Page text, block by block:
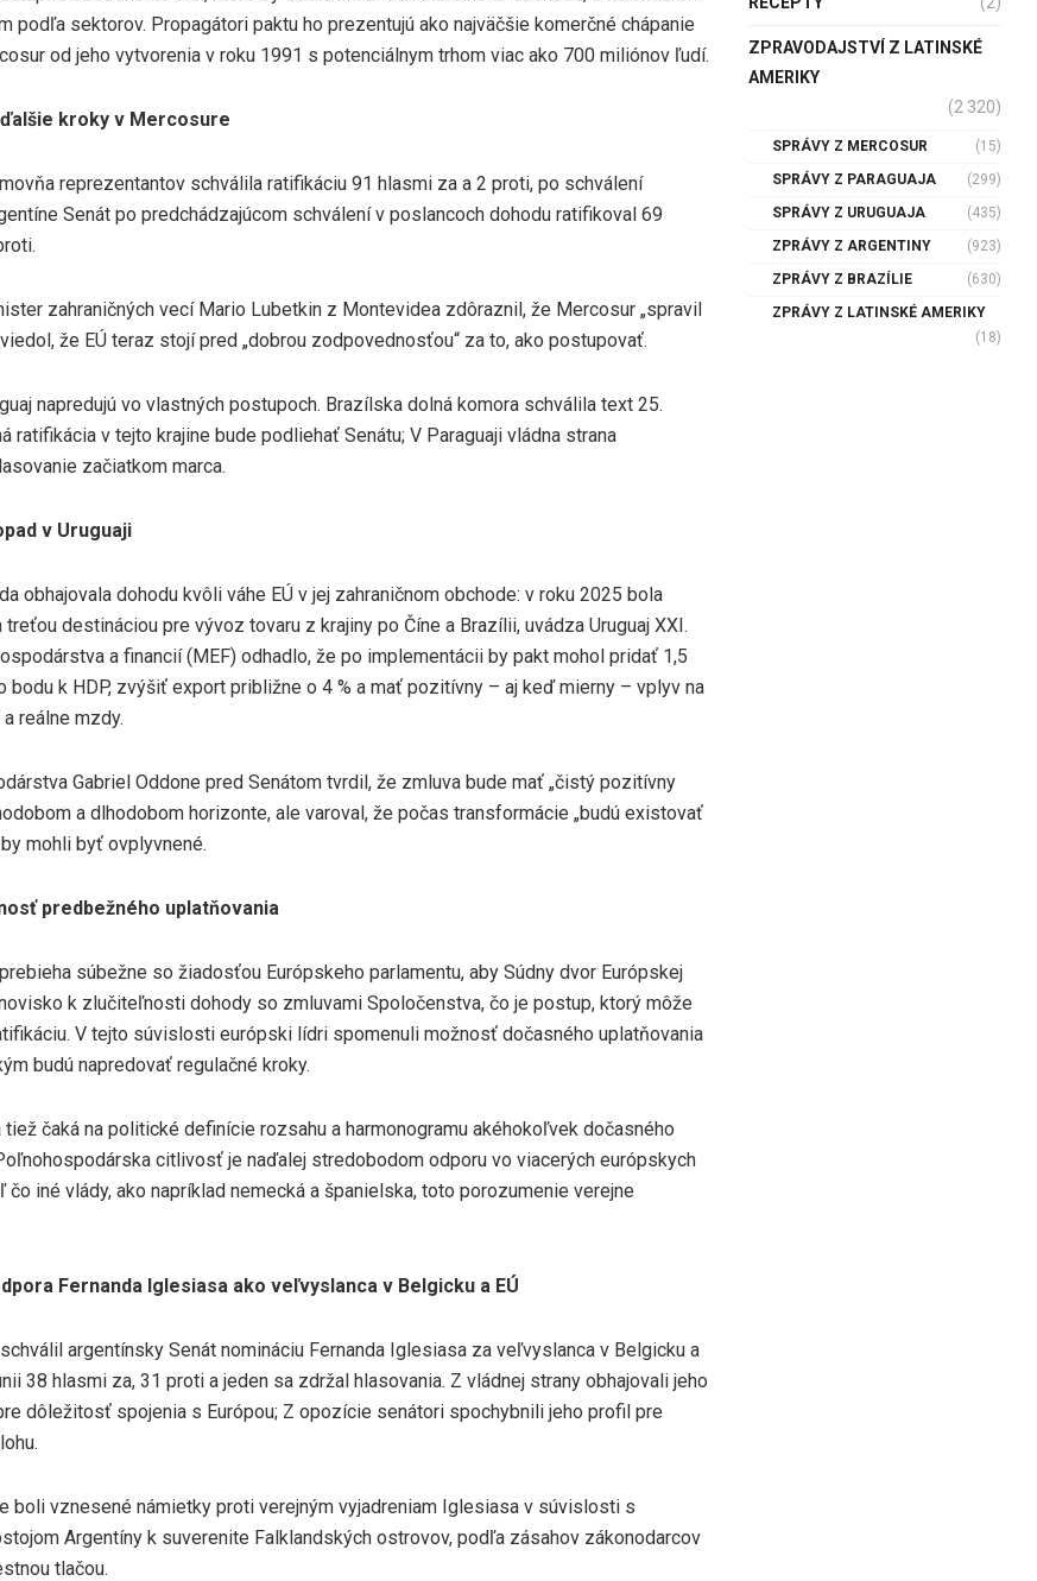
podľa sektorov. Propagátori paktu ho prezentujú ako najväčšie komerčné chápanie
od jeho vytvorenia v roku 1991 s potenciálnym trhom viac ako 700 miliónov ľudí.
kroky v Mercosure
reprezentantov schválila ratifikáciu 91 hlasmi za a 2 proti, po schválení
Senát po predchádzajúcom schválení v poslancoch dohodu ratifikoval 69
zahraničných vecí Mario Lubetkin z Montevidea zdôraznil, že Mercosur „spravil
že EÚ teraz stojí pred „dobrou zodpovednosťou“ za to, ako postupovať.
napredujú vo vlastných postupoch. Brazílska dolná komora schválila text 25.
ratifikácia v tejto krajine bude podliehať Senátu; V Paraguaji vládna strana
začiatkom marca.
v Uruguaji
obhajovala dohodu kvôli váhe EÚ v jej zahraničnom obchode: v roku 2025 bola
treťou destináciou pre vývoz tovaru z krajiny po Číne a Brazílii, uvádza Uruguaj XXI.
a financií (MEF) odhadlo, že po implementácii by pakt mohol pridať 1,5
bodu k HDP, zvýšiť export približne o 4 % a mať pozitívny – aj keď mierny – vplyv na
reálne mzdy.
Gabriel Oddone pred Senátom tvrdil, že zmluva bude mať „čistý pozitívny
a dlhodobom horizonte, ale varoval, že počas transformácie „budú existovať
mohli byť ovplyvnené.
predbežného uplatňovania
súbežne so žiadosťou Európskeho parlamentu, aby Súdny dvor Európskej
k zlučiteľnosti dohody so zmluvami Spoločenstva, čo je postup, ktorý môže
V tejto súvislosti európski lídri spomenuli možnosť dočasného uplatňovania
budú napredovať regulačné kroky.
tiež čaká na politické definície rozsahu a harmonogramu akéhokoľvek dočasného
citlivosť je naďalej stredobodom odporu vo viacerých európskych
čo iné vlády, ako napríklad nemecká a španielska, toto porozumenie verejne
Fernanda Iglesiasa ako veľvyslanca v Belgicku a EÚ
argentínsky Senát nomináciu Fernanda Iglesiasa za veľvyslanca v Belgicku a
38 hlasmi za, 31 proti a jeden sa zdržal hlasovania. Z vládnej strany obhajovali jeho
dôležitosť spojenia s Európou; Z opozície senátori spochybnili jeho profil pre
boli vznesené námietky proti verejným vyjadreniam Iglesiasa v súvislosti s
Argentíny k suverenite Falklandských ostrovov, podľa zásahov zákonodarcov
tlačou.
ZPRAVODAJSTVÍ Z LATINSKÉ
AMERIKY
(2 320)
SPRÁVY Z MERCOSUR
(15)
SPRÁVY Z PARAGUAJA
(299)
SPRÁVY Z URUGUAJA
(435)
ZPRÁVY Z ARGENTINY
(923)
ZPRÁVY Z BRAZÍLIE
(630)
ZPRÁVY Z LATINSKÉ AMERIKY
(18)